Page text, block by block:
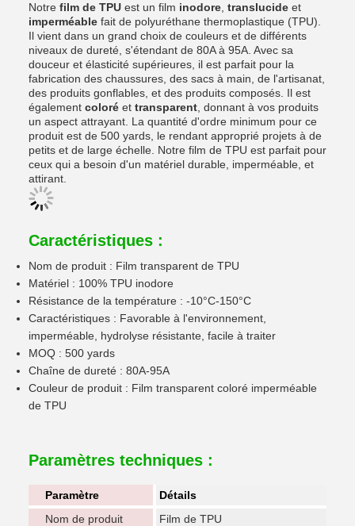
Notre film de TPU est un film inodore translucide et
imperméable fait de polyuréthane thermoplastique (TPU).
Il vient dans un grand choix de couleurs et de différents
niveaux de dureté, s'étendant de 80A à 95A. Avec sa
douceur et élasticité supérieures, il est parfait pour la
fabrication des chaussures, des sacs à main, de l'artisanat,
des produits gonflables, et des produits composés. Il est
également coloré et transparent , donnant à vos produits
un aspect attrayant. La quantité d'ordre minimum pour ce
produit est de 500 yards, le rendant approprié projets à de
petits et de large échelle. Notre film de TPU est parfait pour
ceux qui a besoin d'un matériel durable, imperméable, et
attirant.
Caractéristiques :
Nom de produit : Film transparent de TPU
Matériel : 100% TPU inodore
Résistance de la température : -10°C-150°C
Caractéristiques : Favorable à l'environnement,
imperméable, hydrolyse résistante, facile à traiter
MOQ : 500 yards
Chaîne de dureté : 80A-95A
Couleur de produit : Film transparent coloré imperméable
de TPU
Paramètres techniques :
Paramètre
Détails
Nom de produit
Film de TPU